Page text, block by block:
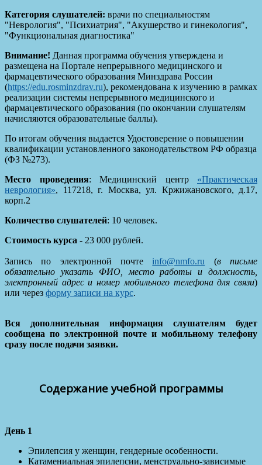
Категория слушателей: врачи по специальностям
"Неврология", "Психиатрия", "Акушерство и гинекология",
"Функциональная диагностика"
Внимание! Данная программа обучения утверждена и
размещена на Портале непрерывного медицинского и
фармацевтического образования Минздрава России
(https://edu.rosminzdrav.ru), рекомендована к изучению в рамках
реализации системы непрерывного медицинского и
фармацевтического образования (по окончании слушателям
начисляются образовательные баллы).
По итогам обучения выдается Удостоверение о повышении
квалификации установленного законодательством РФ образца
(ФЗ №273).
Место проведения: Медицинский центр «Практическая
неврология», 117218, г. Москва, ул. Кржижановского, д.17,
корп.2
Количество слушателей: 10 человек.
Стоимость курса - 23 000 рублей.
Запись по электронной почтеinfo@nmfo.ru (в письме
обязательно указать ФИО, место работы и должность,
электронный адрес и номер мобильного телефона для связи)
или через форму записи на курс.
Вся дополнительная информация слушателям будет
сообщена по электронной почте и мобильному телефону
сразу после подачи заявки.
Содержание учебной программы
День 1
Эпилепсия у женщин, гендерные особенности.
Катамениальная эпилепсии, менструально-зависимые